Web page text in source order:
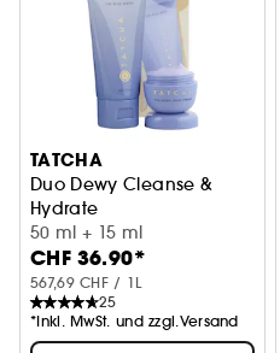
TATCHA
Duo Dewy Cleanse &
Hydrate
Kennenlern-Duo in
50 ml + 15 ml
CHF 36.90*
567,69 CHF / 1L
25
*Inkl. MwSt. und zzgl.Versand